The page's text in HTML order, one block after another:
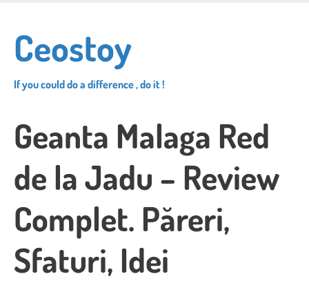
main
content
Ceostoy
If you could do a difference , do it !
Geanta Malaga Red
de la Jadu – Review
Complet. Păreri,
Sfaturi, Idei